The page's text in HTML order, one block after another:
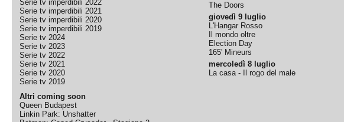
Serie tv imperdibili 2022
Serie tv imperdibili 2021
Serie tv imperdibili 2020
Serie tv imperdibili 2019
Serie tv 2024
Serie tv 2023
Serie tv 2022
Serie tv 2021
Serie tv 2020
Serie tv 2019
Altri coming soon
Queen Budapest
Linkin Park: Unshatter
The Doors
giovedì 9 luglio
L'Hangar Rosso
Il mondo oltre
Election Day
165' Mineurs
mercoledì 8 luglio
La casa - Il rogo del male